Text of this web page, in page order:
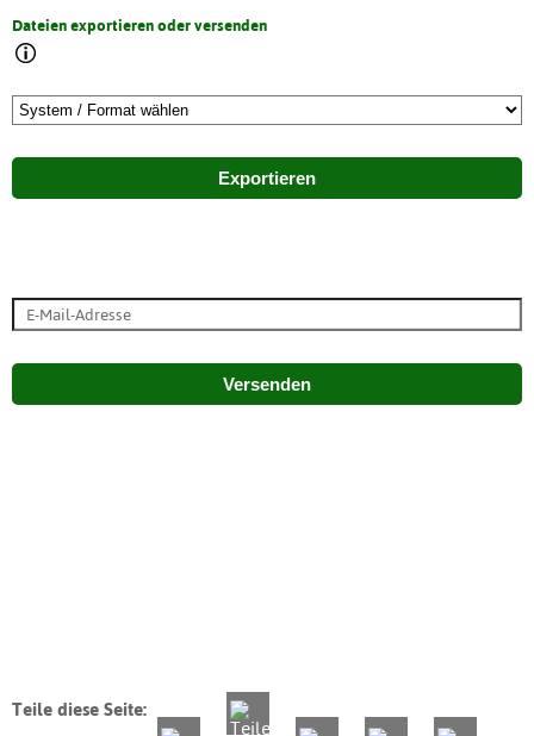
Dateien exportieren oder versenden
Exportieren
Versenden
Teile diese Seite: